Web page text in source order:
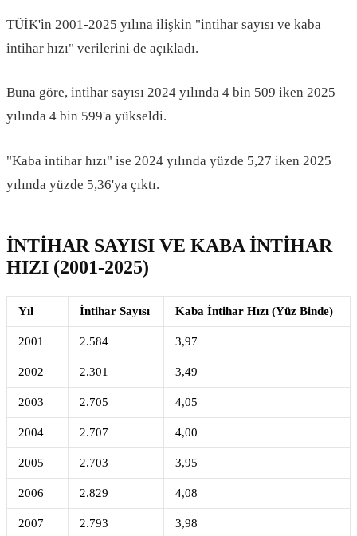
TÜİK'in 2001-2025 yılına ilişkin "intihar sayısı ve kaba
intihar hızı" verilerini de açıkladı.
Buna göre, intihar sayısı 2024 yılında 4 bin 509 iken 2025
yılında 4 bin 599'a yükseldi.
"Kaba intihar hızı" ise 2024 yılında yüzde 5,27 iken 2025
yılında yüzde 5,36'ya çıktı.
İNTİHAR SAYISI VE KABA İNTİHAR
HIZI (2001-2025)
Yıl İntihar Sayısı Kaba İntihar Hızı (Yüz Binde)
2001 2.584 3,97
2002 2.301 3,49
2003 2.705 4,05
2004 2.707 4,00
2005 2.703 3,95
2006 2.829 4,08
2007 2.793 3,98